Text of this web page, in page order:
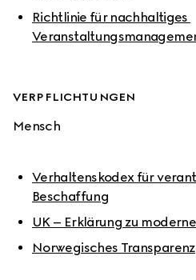
Richtlinie für nachhaltiges
VERPFLICHTUNGEN
Mensch
Verhaltenskodex für
Beschaffung
UK – Erklärung zu
Norwegisches